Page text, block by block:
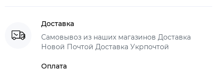
Доставка
Самовывоз из наших магазинов Доставка
Новой Почтой Доставка Укрпочтой
Оплата